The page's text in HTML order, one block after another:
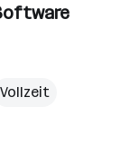
Vollzeit